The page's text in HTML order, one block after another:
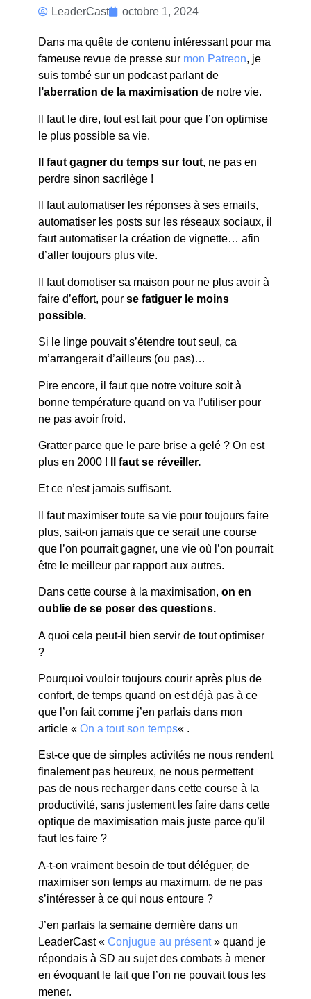
LE
PROBLEME
DE LA
MAXIMISATION
LeaderCast octobre 1, 2024
Dans ma quête de contenu intéressant pour ma
fameuse revue de presse sur mon Patreon, je
suis tombé sur un podcast parlant de
l’aberration de la maximisation de notre vie.
Il faut le dire, tout est fait pour que l’on optimise
le plus possible sa vie.
Il faut gagner du temps sur tout, ne pas en
perdre sinon sacrilège !
Il faut automatiser les réponses à ses emails,
automatiser les posts sur les réseaux sociaux, il
faut automatiser la création de vignette… afin
d’aller toujours plus vite.
Il faut domotiser sa maison pour ne plus avoir à
faire d’effort, pourse fatiguer le moins
possible.
Si le linge pouvait s’étendre tout seul, ca
m’arrangerait d’ailleurs (ou pas)…
Pire encore, il faut que notre voiture soit à
bonne température quand on va l’utiliser pour
ne pas avoir froid.
Gratter parce que le pare brise a gelé ? On est
plus en 2000 !
Il faut se réveiller.
Et ce n’est jamais suffisant.
Il faut maximiser toute sa vie pour toujours faire
plus, sait-on jamais que ce serait une course
que l’on pourrait gagner, une vie où l’on pourrait
être le meilleur par rapport aux autres.
Dans cette course à la maximisation, on en
oublie de se poser des questions.
A quoi cela peut-il bien servir de tout optimiser
?
Pourquoi vouloir toujours courir après plus de
confort, de temps quand on est déjà pas à ce
que l’on fait comme j’en parlais dans mon
article « On a tout son temps« .
Est-ce que de simples activités ne nous rendent
finalement pas heureux, ne nous permettent
pas de nous recharger dans cette course à la
productivité, sans justement les faire dans cette
optique de maximisation mais juste parce qu’il
faut les faire ?
A-t-on vraiment besoin de tout déléguer, de
maximiser son temps au maximum, de ne pas
s’intéresser à ce qui nous entoure ?
J’en parlais la semaine dernière dans un
LeaderCast « Conjugue au présent» quand je
répondais à SD au sujet des combats à mener
en évoquant le fait que l’on ne pouvait tous les
mener.